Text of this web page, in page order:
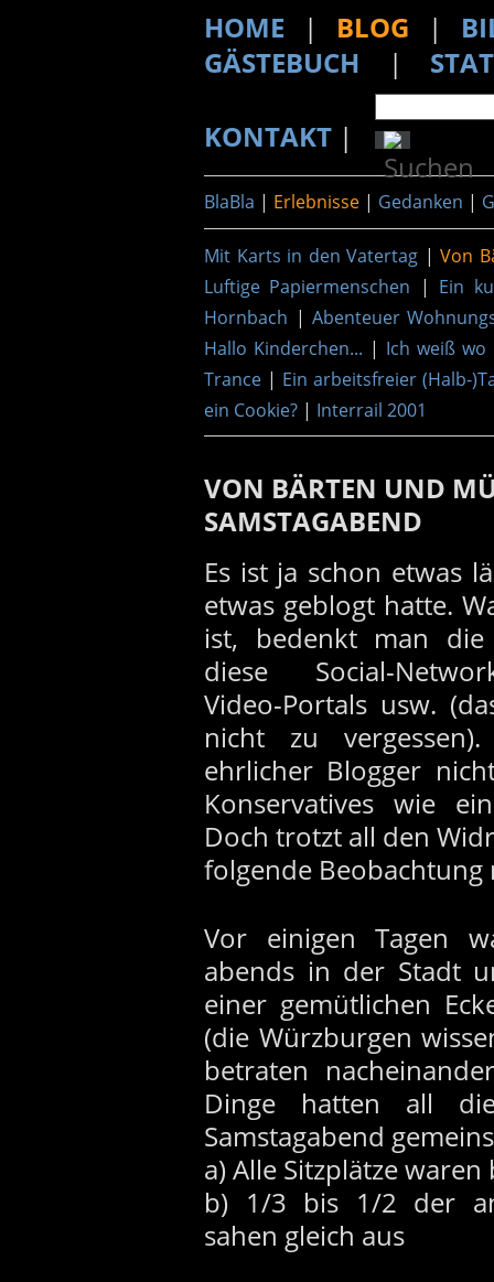
HOME | BLOG |
GÄSTEBUCH |
KONTAKT |
BlaBla | Erlebnisse | Gedanken |
Mit Karts in den Vatertag | Von
Luftige Papiermenschen | Ein
Hornbach | Abenteuer
Hallo Kinderchen... | Ich weiß
Trance | Ein arbeitsfreier (Halb-
ein Cookie? | Interrail 2001
VON BÄRTEN UND
SAMSTAGABEND
Es ist ja schon etwas
etwas geblogt hatte.
ist, bedenkt man
diese Social-
Video-Portals usw.
nicht zu
ehrlicher Blogger
Konservatives wie
Doch trotzt all den
folgende Beobachtung
Vor einigen Tagen
abends in der Stadt
einer gemütlichen
(die Würzburgen
betraten
Dinge hatten all
Samstagabend
a) Alle Sitzplätze waren
b) 1/3 bis 1/2 der
sahen gleich aus